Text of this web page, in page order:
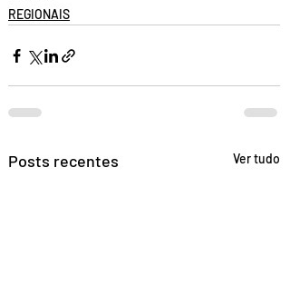
REGIONAIS
Posts recentes Ver tudo